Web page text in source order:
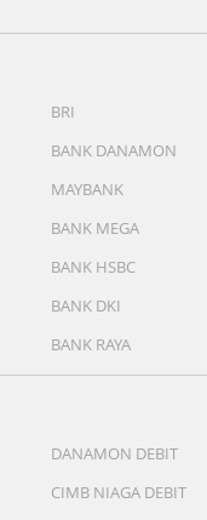
BRI
BANK DANAMON
MAYBANK
BANK MEGA
BANK HSBC
BANK DKI
BANK RAYA
DANAMON DEBIT
CIMB NIAGA DEBIT